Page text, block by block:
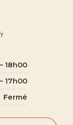
18h00
17h00
Fermé